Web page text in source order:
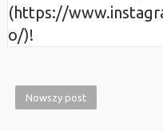
(https://
o/)!
Nowszy post